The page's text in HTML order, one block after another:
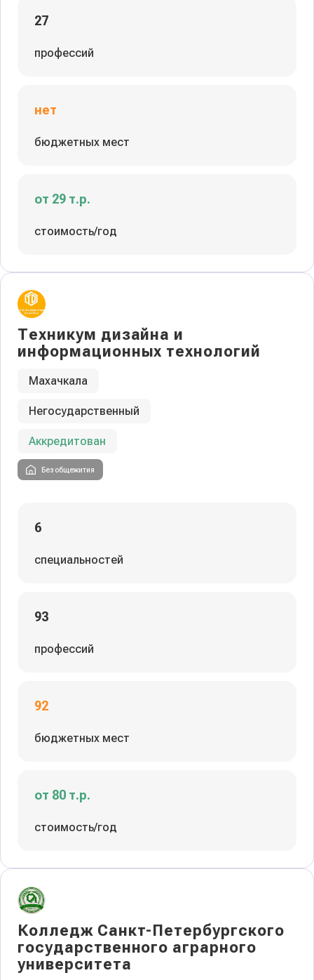
27
профессий
нет
бюджетных мест
от 29 т.р.
стоимость/год
Техникум дизайна и
информационных технологий
Махачкала
Негосударственный
Аккредитован
Без общежития
6
специальностей
93
профессий
92
бюджетных мест
от 80 т.р.
стоимость/год
Колледж Санкт-Петербургского
государственного аграрного
университета